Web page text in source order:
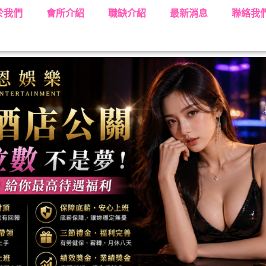
我們 會所介紹 職缺介紹 最新消息 聯絡我